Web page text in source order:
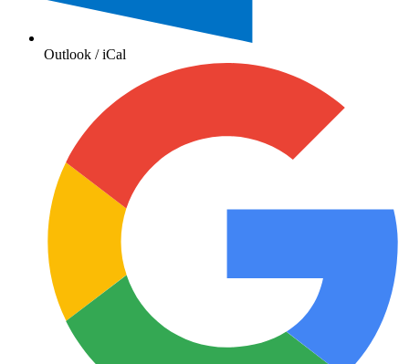
Outlook / iCal